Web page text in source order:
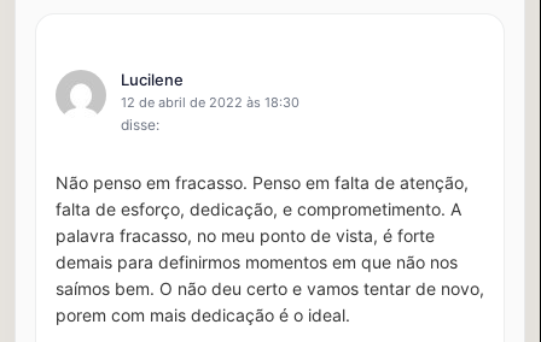
Lucilene
disse:
12 de abril de 2022 às 18:30
Não penso em fracasso. Penso em falta de atenção,
falta de esforço, dedicação, e comprometimento. A
palavra fracasso, no meu ponto de vista, é forte
demais para definirmos momentos em que não nos
saímos bem. O não deu certo e vamos tentar de novo,
porem com mais dedicação é o ideal.